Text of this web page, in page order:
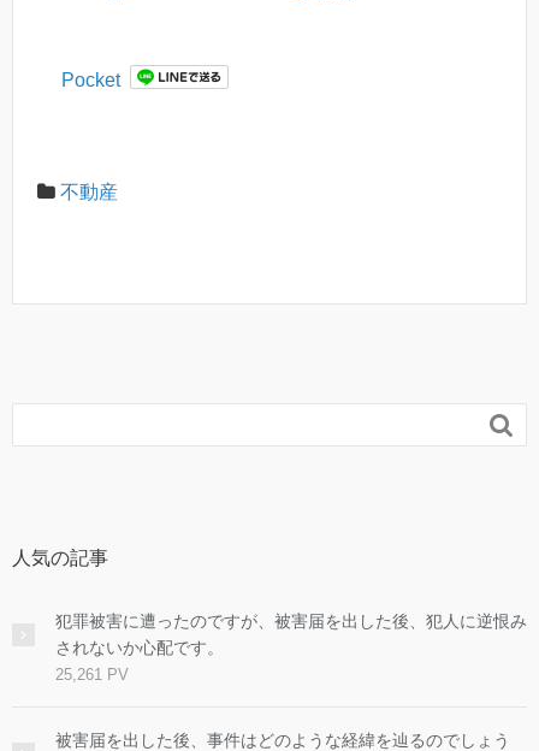
Pocket
不動産

人気の記事
犯罪被害に遭ったのですが、被害届を出した後、犯人に逆恨み
されないか心配です。
25,261 PV
被害届を出した後、事件はどのような経緯を辿るのでしょう